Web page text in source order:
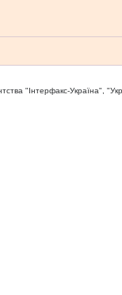
"Iнтерфакс-Україна",